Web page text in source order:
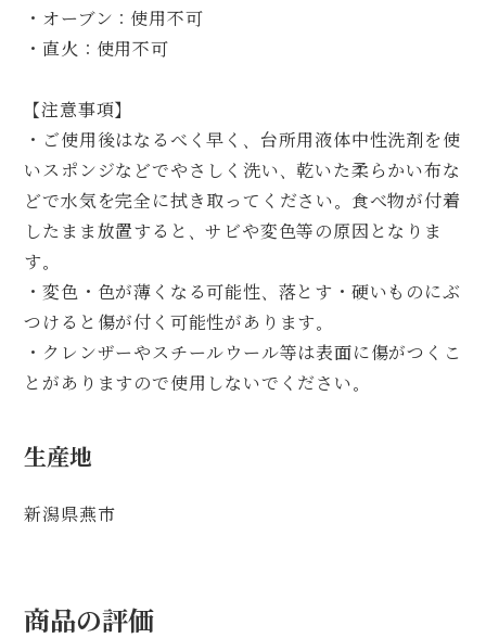
・オーブン：使用不可
・直火：使用不可
【注意事項】
・ご使用後はなるべく早く、台所用液体中性洗剤を使
いスポンジなどでやさしく洗い、乾いた柔らかい布な
どで水気を完全に拭き取ってください。食べ物が付着
したまま放置すると、サビや変色等の原因となりま
す。
・変色・色が薄くなる可能性、落とす・硬いものにぶ
つけると傷が付く可能性があります。
・クレンザーやスチールウール等は表面に傷がつくこ
とがありますので使用しないでください。
生産地
新潟県燕市
商品の評価